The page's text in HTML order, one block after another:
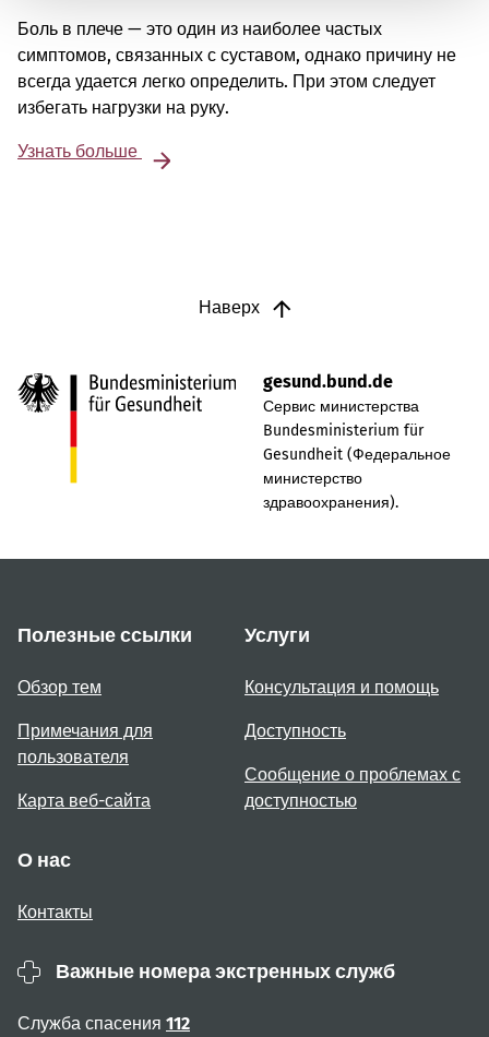
Боль в плече — это один из наиболее частых
симптомов, связанных с суставом, однако причину не
всегда удается легко определить. При этом следует
избегать нагрузки на руку.
Узнать больше
Наверх
gesund.bund.de
Сервис министерства
Bundesministerium für
Gesundheit (Федеральное
министерство
здравоохранения).
Полезные ссылки
Обзор тем
Примечания для
пользователя
Карта веб-сайта
Услуги
Консультация и помощь
Доступность
Сообщение о проблемах с
доступностью
О нас
Контакты
Важные номера экстренных служб
Служба спасения 112